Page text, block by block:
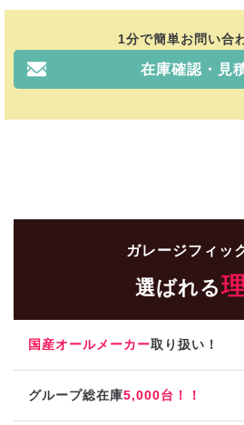
1分で簡単お問い合
在庫確認・見
ガレージフィッ
選ばれる
国産オールメーカー取り扱い！
グループ総在庫5,000台！！